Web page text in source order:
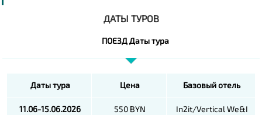
ДАТЫ ТУРОВ
ПОЕЗД Даты тура
Даты тура Цена Базовый отель
11.06-15.06.2026 550 BYN In2it/Vertical We&I